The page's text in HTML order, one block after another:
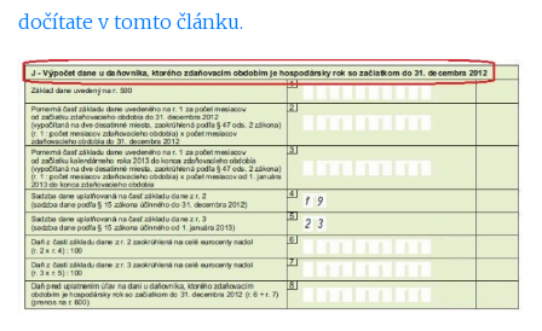
dočítate v tomto článku.